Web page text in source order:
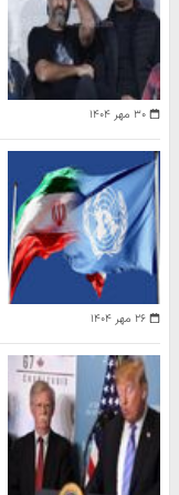
۳۰ مهر ۱۴۰۴
۲۶ مهر ۱۴۰۴